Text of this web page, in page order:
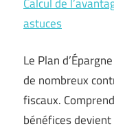
astuces
Le Plan
de nombreux
fiscaux.
bénéfices